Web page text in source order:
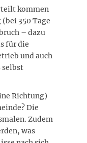
kommen
350 Tage
– dazu
für die
und auch
selbst
Richtung)
Die
Zudem
was